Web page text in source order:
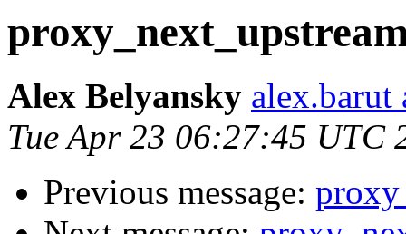
Alex Belyansky alex.barut
Tue Apr 23 06:27:45 UTC
Previous message: